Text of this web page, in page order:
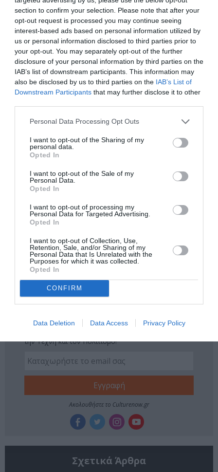
section to confirm your selection. Please note that after your
opt-out request is processed you may continue seeing
interest-based ads based on personal information utilized by
us or personal information disclosed to third parties prior to
your opt-out. You may separately opt-out of the further
disclosure of your personal information by third parties on the
IAB’s list of downstream participants. This information may
also be disclosed by us to third parties on the IAB’s List of
Downstream Participants that may further disclose it to other
Personal Data Processing Opt Outs
I want to opt-out of the Sharing of my
personal data.
Opted In
I want to opt-out of the Sale of my
Personal Data.
Opted In
I want to opt-out of processing my
Personal Data for Targeted Advertising.
Opted In
I want to opt-out of Collection, Use,
Retention, Sale, and/or Sharing of my
Personal Data that Is Unrelated with the
Purposes for which it was collected.
Opted In
CONFIRM
Data Deletion Data Access Privacy Policy
Διαβάστε επίσης:
Το Φεστιβάλ Γαλλόφωνου Κινηματογράφου Ελλάδος
γιορτάζει 20 πλούσια χρόνια!
Ταυτότητα
Περισσότερες
Ακολουθήστε το Culturenow.gr στο Google News
μάθετε πρώτοι όλες τις ειδήσεις
Δείτε όλα τατελευταία νέαγια την Τέχνη και τον
Πολιτισμό στο
Νέοι Διαγωνισμοί❯
Tags
ΒΡΑΒΕΙΑ
ΚΙΝΗΜΑΤΟΓΡΑΦΙΚΑ ΦΕΣΤΙΒΑΛ
ΞΕΝΕΣ ΤΑΙΝΙΕΣ
ΦΕΣΤΙΒΑΛ ΓΑΛΛΟΦΩΝΟΥ ΚΙΝΗΜΑΤΟΓΡΑΦΟΥ
την Τέχνη και τον Πολιτισμό!
Ακολουθήστε το Culturenow.gr
Σχετικά Άρθρα